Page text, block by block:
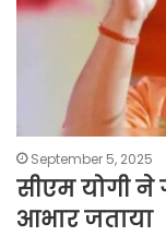
September 5, 2025
सीएम योगी
आभार जताया